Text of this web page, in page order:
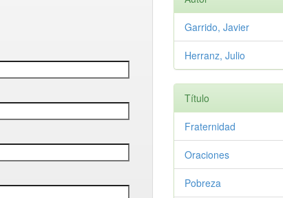
Garrido, Javier
Herranz, Julio
Título
Fraternidad
Oraciones
Pobreza